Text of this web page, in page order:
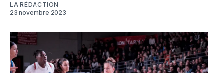
LA RÉDACTION
23 novembre 2023